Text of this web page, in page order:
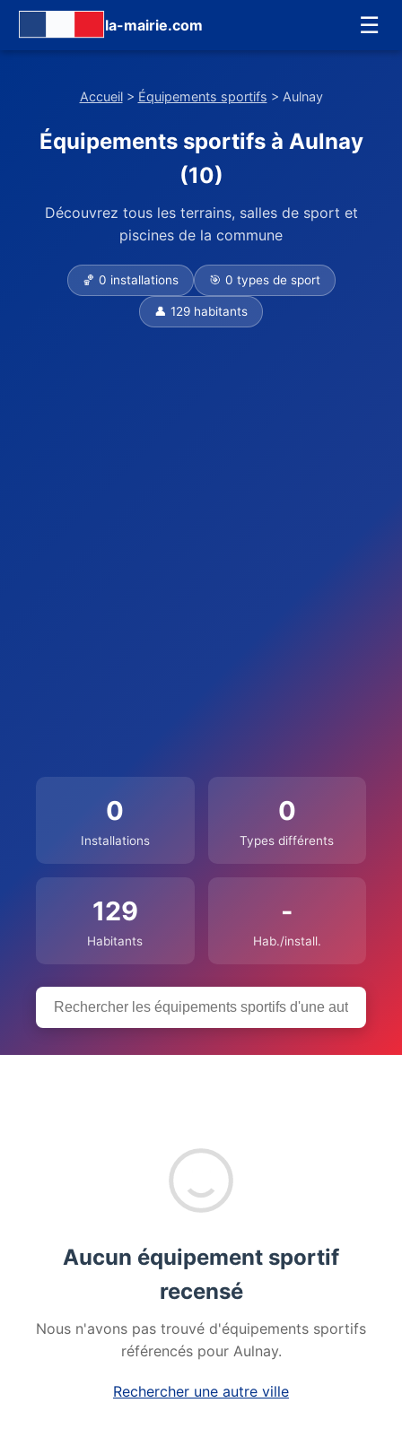
la-mairie.com ☰
Accueil> Équipements sportifs > Aulnay
Équipements sportifs à Aulnay
(10)
Découvrez tous les terrains, salles de sport et
piscines de la commune
🏀 0 installations 🎯 0 types de sport
👤 129 habitants
0
Installations
0
Types différents
129
Habitants
-
Hab./install.
Aucun équipement sportif
recensé
Nous n'avons pas trouvé d'équipements sportifs
référencés pour Aulnay.
Rechercher une autre ville